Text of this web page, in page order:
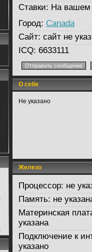
Ставки: На вашем
Город: Canada
Сайт: сайт не
ICQ: 6633111
О себе
Не указано
Железо
Процессор: не
Память: не
Материнская
указана
Подключение к
указано